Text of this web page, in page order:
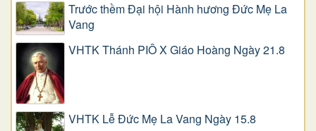
Trước thềm Đại hội Hành hương Đức Mẹ La
Vang
VHTK Thánh PIÔ X Giáo Hoàng Ngày 21.8
VHTK Lễ Đức Mẹ La Vang Ngày 15.8